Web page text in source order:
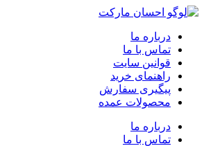
درباره ما
تماس با ما
قوانین سایت
راهنمای خرید
پیگیری سفارش
محصولات عمده
درباره ما
تماس با ما